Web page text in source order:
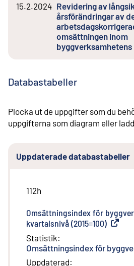
15.2.2024 Revidering av
årsförändringar av
omsättningen inom
Databastabeller
Plocka ut de uppgifter som du
uppgifterna som diagram eller
Uppdaterade databastabeller
112h
Omsättningsindex för
kvartalsnivå (2015=100) Extern
Statistik:
Omsättningsindex för
Uppdaterad: